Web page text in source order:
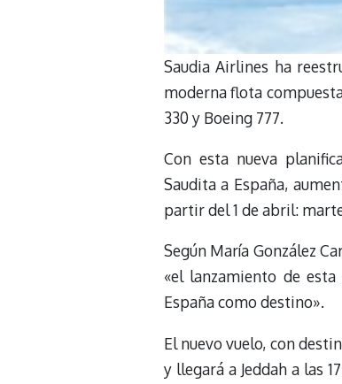
Saudia Airlines ha
moderna flota
330 y Boeing 777.
Con esta nueva
Saudita a España,
partir del 1 de abril:
Según María González
«el lanzamiento de
España como destino».
El nuevo vuelo, con
y llegará a Jeddah a las